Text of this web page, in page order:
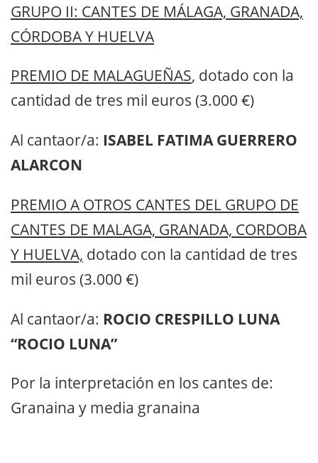
GRUPO II: CANTES DE MÁLAGA, GRANADA,
CÓRDOBA Y HUELVA
PREMIO DE MALAGUEÑAS, dotado con la
cantidad de tres mil euros (3.000 €)
Al cantaor/a: ISABEL FATIMA GUERRERO
ALARCON
PREMIO A OTROS CANTES DEL GRUPO DE
CANTES DE MALAGA, GRANADA, CORDOBA
Y HUELVA, dotado con la cantidad de tres
mil euros (3.000 €)
Al cantaor/a: ROCIO CRESPILLO LUNA
“ROCIO LUNA”
Por la interpretación en los cantes de:
Granaina y media granaina